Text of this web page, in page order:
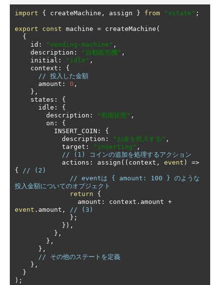
import { createMachine , assign } from "xstate" ;
export const machine = createMachine (
{
    id
: "vending-machine" ,
    description
: "自動販売機" ,
    initial
: "idle" ,
    context
:
{
// 投入した金額
      amount
: 0 ,
},
    states
:
{
      idle
:
{
        description
: "初期状態" ,
        on
:
{
          INSERT_COIN
:
{
            description
: "お金を投入する" ,
            target
: "inserting" ,
// (1) コインの追加を処理するアクション
            actions
: assign (( context , event )
=>
{
// (2)
// eventは { amount: 100 } のような
投入金額についてのオブジェクト
return
{
                amount
: context . amount +
event . amount ,
// (3)
};
}),
},
},
},
// その他のステートを定義
},
}
);